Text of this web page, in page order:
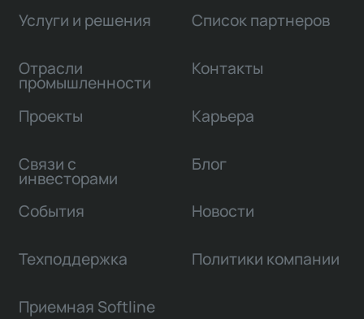
Услуги и решения
Отрасли
промышленности
Проекты
Связи с
инвесторами
Список партнеров
Контакты
Карьера
Блог
События Новости
Техподдержка Политики компании
Приемная Softline